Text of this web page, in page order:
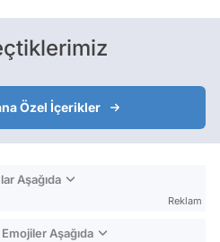
Özel İçerikler
Aşağıda
Reklam
Aşağıda